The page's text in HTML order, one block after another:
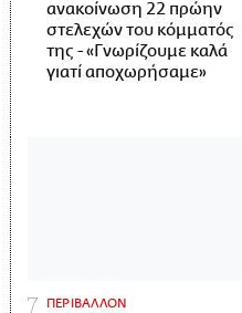
ανακοίνωση 22 πρώην
στελεχών του κόμματός
της - «Γνωρίζουμε καλά
γιατί αποχωρήσαμε»
ΠΕΡΙΒΑΛΛΟΝ